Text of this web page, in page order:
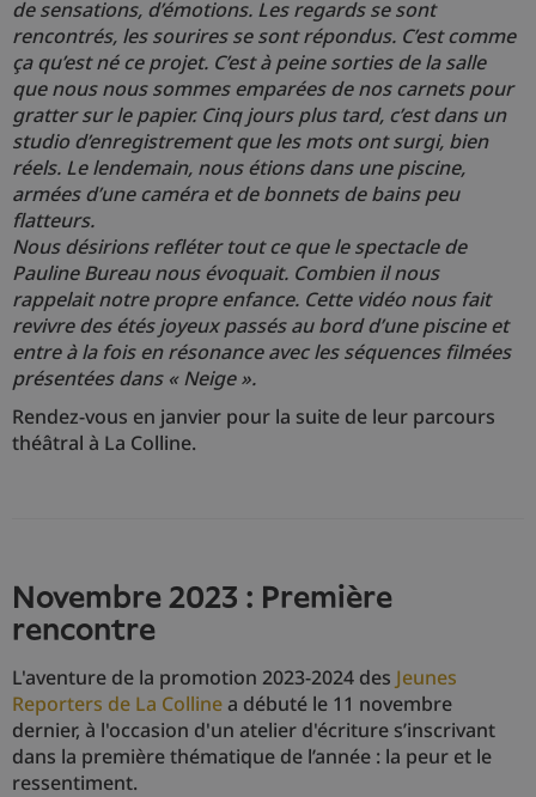
de sensations, d’émotions. Les regards se sont
rencontrés, les sourires se sont répondus. C’est comme
ça qu’est né ce projet. C’est à peine sorties de la salle
que nous nous sommes emparées de nos carnets pour
gratter sur le papier. Cinq jours plus tard, c’est dans un
studio d’enregistrement que les mots ont surgi, bien
réels. Le lendemain, nous étions dans une piscine,
armées d’une caméra et de bonnets de bains peu
flatteurs.
Nous désirions refléter tout ce que le spectacle de
Pauline Bureau nous évoquait. Combien il nous
rappelait notre propre enfance. Cette vidéo nous fait
revivre des étés joyeux passés au bord d’une piscine et
entre à la fois en résonance avec les séquences filmées
présentées dans « Neige ».
Rendez-vous en janvier pour la suite de leur parcours
théâtral à La Colline.
Novembre 2023 : Première
rencontre
L'aventure de la promotion 2023-2024 des Jeunes
Reporters de La Collinea débuté le 11 novembre
dernier, à l'occasion d'un atelier d'écriture s’inscrivant
dans la première thématique de l’année : la peur et le
ressentiment.